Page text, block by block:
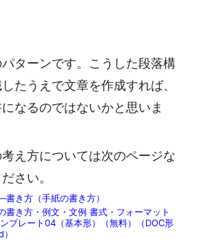
ターンです。こうした段落構
たうえで文章を作成すれば、
なるのではないかと思いま
え方については次のページな
さい。
き方（手紙の書き方）
書き方・例文・文例 書式・フォーマット
プレート04（基本形）（無料）（DOC形